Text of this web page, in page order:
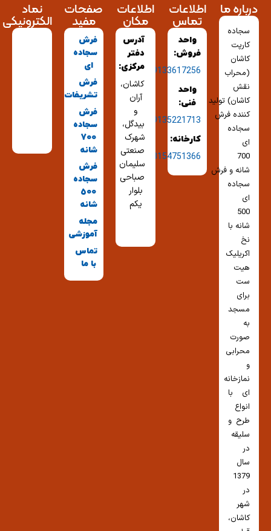
درباره ما
سجاده
کارپت
کاشان
(محراب
نقش
کاشان) تولید
کننده فرش
سجاده
ای
700
شانه و فرش
سجاده
ای
500
شانه با
نخ
اکریلیک
هیت
ست
برای
مسجد
به
صورت
محرابی
و
نمازخانه
ای با
انواع
طرح و
سلیقه
در
سال
1379
در
شهر
کاشان،
اطلاعات
تماس
واحد
فروش:
09133617256
واحد
فنی:
09135221713
کارخانه:
03154751366
اطلاعات
مکان
آدرس
دفتر
مرکزی:
کاشان،
آران
و
بیدگل،
شهرک
صنعتی
سلیمان
صباحی
بلوار
یکم
صفحات
مفید
فرش
سجاده
ای
فرش
تشریفات
فرش
سجاده
700
شانه
فرش
سجاده
500
شانه
مجله
آموزشی
تماس
با ما
نماد
الکترونیکی